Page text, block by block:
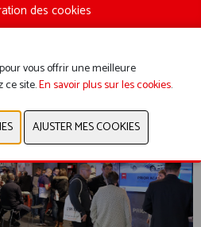
des cookies
vous offrir une meilleure
ce site.En savoir plus sur les cookies.